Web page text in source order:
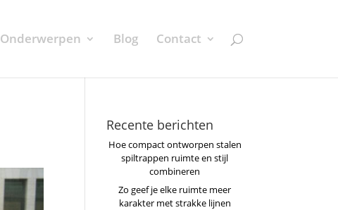
Onderwerpen Blog Contact
Recente berichten
Hoe compact ontworpen stalen
spiltrappen ruimte en stijl
combineren
Zo geef je elke ruimte meer
karakter met strakke lijnen